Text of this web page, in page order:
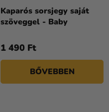
Kaparós sorsjegy saját
szöveggel - Baby
1 490 Ft
BŐVEBBEN